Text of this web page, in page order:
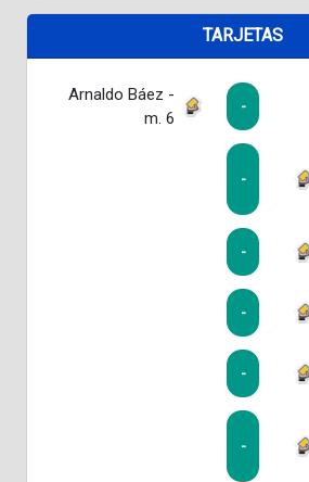
TARJETAS
Arnaldo Báez -
m. 6
-
-
-
-
-
-